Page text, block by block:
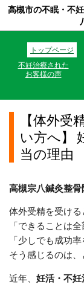
高槻市の不眠・不
トップページ
不妊治療された
お客様の声
【体外受
い方へ】
当の理由
高槻宗八鍼灸整骨
体外受精を受ける
「できることは
「少しでも成功率
そう感じるのは、
近年、 妊活・不